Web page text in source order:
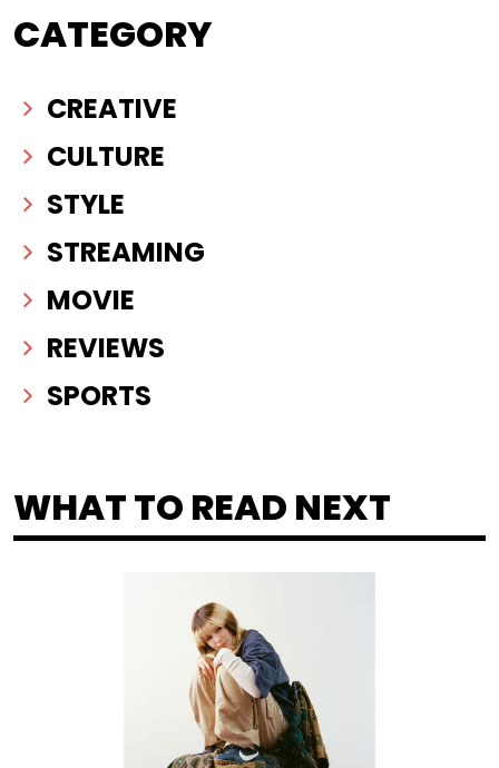
CATEGORY
CREATIVE
CULTURE
STYLE
STREAMING
MOVIE
REVIEWS
SPORTS
WHAT TO READ NEXT